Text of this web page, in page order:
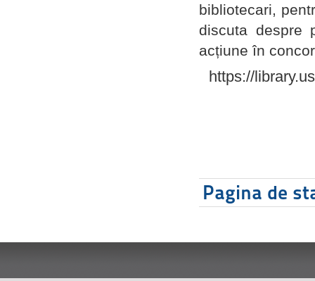
bibliotecari,
discuta despre
acțiune în
https://
Pagina de